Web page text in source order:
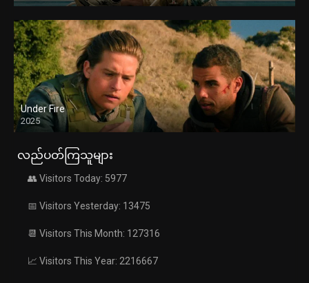
Under Fire
2025
လည်ပတ်ကြသူများ
👥 Visitors Today: 5977
📅 Visitors Yesterday: 13475
📆 Visitors This Month: 127316
📈 Visitors This Year: 2216667